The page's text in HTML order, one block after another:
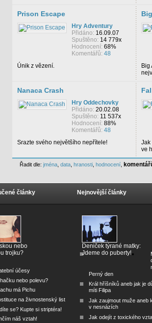
Prison Escape
Hry Adventury
Přidáno: 16.09.07
Spuštěno: 14 779x
Hodnocení: 68%
Komentářů: 48
Únik z vězení.
Big
Nanaca Crash
Hry Oddechovky
Přidáno: 20.02.08
Spuštěno: 11 537x
Hodnocení: 88%
Komentářů: 48
Srazte svého největšího nepřítele!
Jak
ve
Řadit dle: jména data hranosti hodnocení
články
nebo
trojku?
účesy
nebo polevu?
má Pichu
na živnostenský list
se? Kupte si striptéra!
náš vztah!
Nejnovější články
Deniček týrané matky:
Jdeme do puberty!
Perný den
Král hříšníků aneb jak je
míti Filipa
Jak zaujmout muže aneb
v nesnázích
Jak odejít z toxického